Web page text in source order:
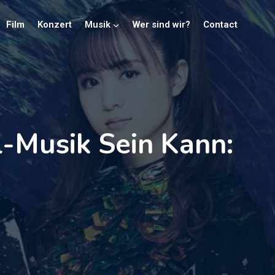
Film Konzert Musik Wer sind wir? Contact
Sein Kann: